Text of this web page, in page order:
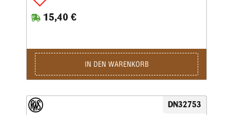
15,40 €
IN DEN WARENKORB
DN32753